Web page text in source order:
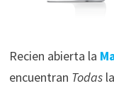
Recien abierta la
encuentran Todas